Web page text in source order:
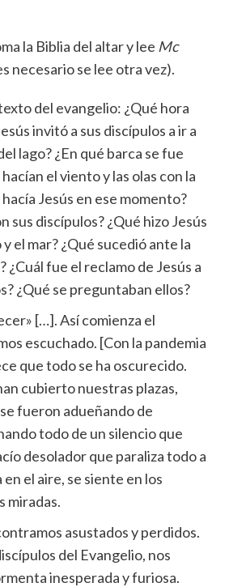
la Biblia del altar y lee Mc
necesario se lee otra vez).
del evangelio: ¿Qué hora
invitó a sus discípulos a ir a
lago? ¿En qué barca se fue
el viento y las olas con la
Jesús en ese momento?
sus discípulos? ¿Qué hizo Jesús
el mar? ¿Qué sucedió ante la
¿Cuál fue el reclamo de Jesús a
¿Qué se preguntaban ellos?
[…]. Así comienza el
escuchado. [Con la pandemia
que todo se ha oscurecido.
cubierto nuestras plazas,
fueron adueñando de
todo de un silencio que
desolador que paraliza todo a
en el aire, se siente en los
miradas.
asustados y perdidos.
del Evangelio, nos
inesperada y furiosa.